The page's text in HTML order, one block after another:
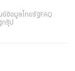
ย์ข้อมูลไทยรัฐ FAQ
กรุ๊ป